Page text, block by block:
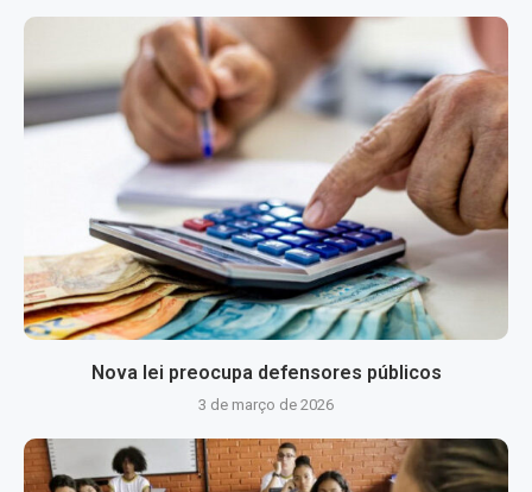
Nova lei preocupa defensores públicos
3 de março de 2026